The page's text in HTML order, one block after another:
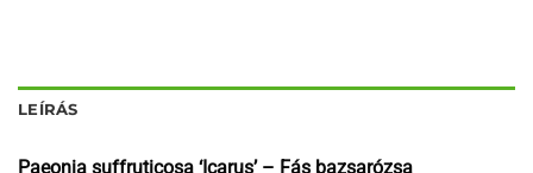
LEÍRÁS
Paeonia suffruticosa ‘Icarus’ – Fás bazsarózsa